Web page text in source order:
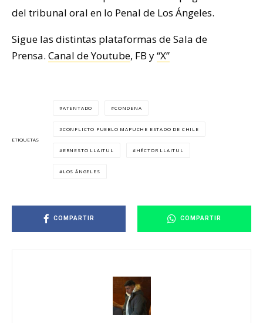
del tribunal oral en lo Penal de Los Ángeles.
Sigue las distintas plataformas de Sala de
Prensa. Canal de Youtube, FB y“X”
ETIQUETAS
ATENTADO CONDENA
CONFLICTO PUEBLO MAPUCHE ESTADO DE CHILE
ERNESTO LLAITUL HÉCTOR LLAITUL
LOS ÁNGELES
COMPARTIR COMPARTIR